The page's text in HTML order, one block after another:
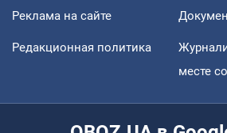
Реклама на сайте
Редакционная политика
месте